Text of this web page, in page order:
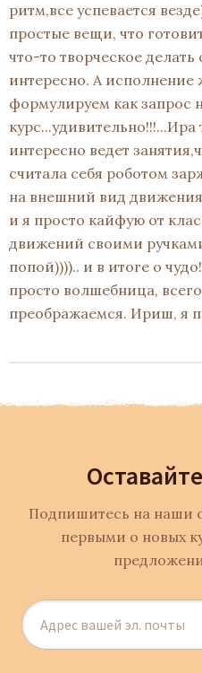
ритм,все успевается
простые вещи, что
что-то творческое
интересно. А
формулируем как запрос
курс...удивительно!!!...Ира
интересно ведет
считала себя роботом
на внешний вид
и я просто кайфую от
движений своими
попой)))).. и в итоге о
просто волшебница,
преображаемся. Ириш, я
Подпишитесь на наши
первыми о новых